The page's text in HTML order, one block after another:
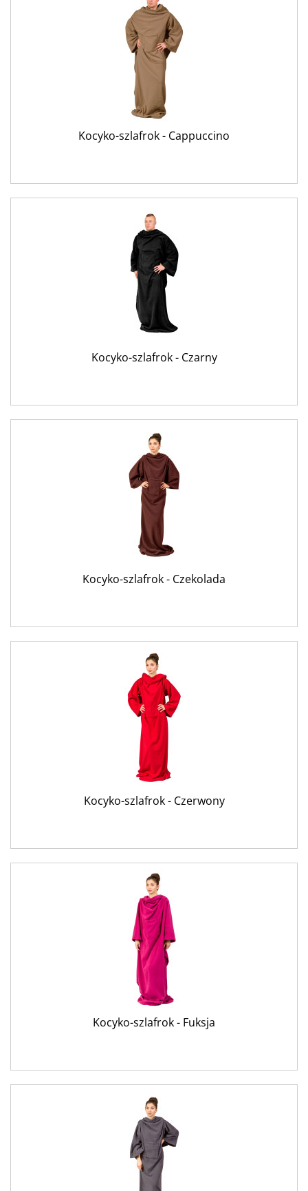
Kocyko-szlafrok - Cappuccino
Kocyko-szlafrok - Czarny
Kocyko-szlafrok - Czekolada
Kocyko-szlafrok - Czerwony
Kocyko-szlafrok - Fuksja